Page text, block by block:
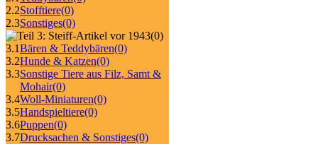
2.2Stofftiere(0)
2.3Sonstiges(0)
(0)
3.1Bären & Teddybären(0)
3.2Hunde & Katzen(0)
3.3Sonstige Tiere aus Filz, Samt &
Mohair(0)
3.4Woll-Miniaturen(0)
3.5Handspieltiere(0)
3.6Puppen(0)
3.7Drucksachen & Sonstiges(0)